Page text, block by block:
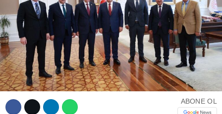
WhatsApp İhbar Hattı
Facebook
ABONE OL